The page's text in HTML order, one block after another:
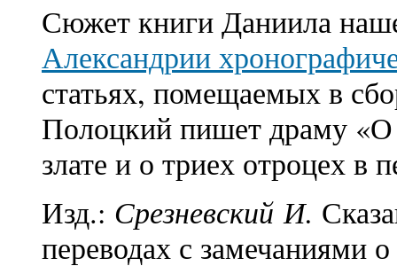
Сюжет книги Даниила
Александрии
статьях, помещаемых в
Полоцкий пишет драму «О
злате и о триех отроцех
Изд.: Срезневский И.
переводах с замечаниями